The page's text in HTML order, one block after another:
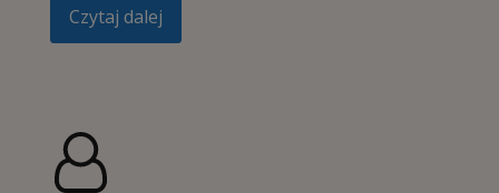
Czytaj dalej